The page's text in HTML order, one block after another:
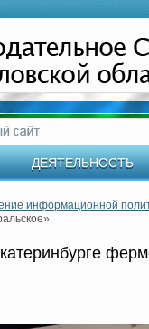
ДЕЯТЕЛЬНОСТЬ
информационной